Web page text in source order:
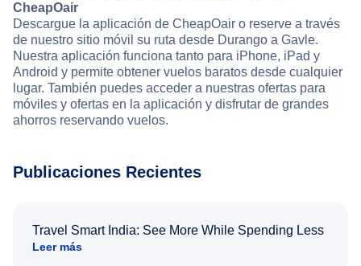
CheapOair
Descargue la aplicación de CheapOair o reserve a través
de nuestro sitio móvil su ruta desde Durango a Gavle.
Nuestra aplicación funciona tanto para iPhone, iPad y
Android y permite obtener vuelos baratos desde cualquier
lugar. También puedes acceder a nuestras ofertas para
móviles y ofertas en la aplicación y disfrutar de grandes
ahorros reservando vuelos.
Publicaciones Recientes
Travel Smart India: See More While Spending Less
Leer más